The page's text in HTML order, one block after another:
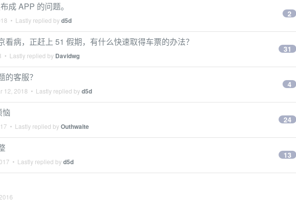
成 APP 的问题。
• Lastly replied byd5d
2
看病，正赶上 51 假期，有什么快速取得车票的办法？
• Lastly replied by Davidwg
31
的客服？
12, 2018 • Lastly replied byd5d
4
恼
• Lastly replied byOuthwaite
24
• Lastly replied byd5d
13